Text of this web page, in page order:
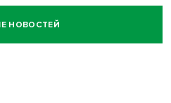
НОВОСТЕЙ